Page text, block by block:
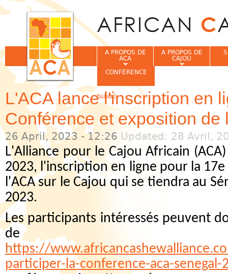
L'ACA lance l'inscription en
Conférence et exposition de
26 April, 2023 - 12:26 Updated: 28 Avril,
L'Alliance pour le Cajou Africain
2023, l'inscription en ligne pour la
l'ACA sur le Cajou qui se tiendra au
2023.
Les participants intéressés peuvent
de
https://
participer-la-conference-aca-senegal-
A PROPOS DE
ACA
A PROPOS DE
CAJOU
CONFÉRENCE
Vous êtes ici
Accueil